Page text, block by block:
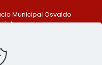
Municipal Osvaldo
CEP: 553370-128
1569